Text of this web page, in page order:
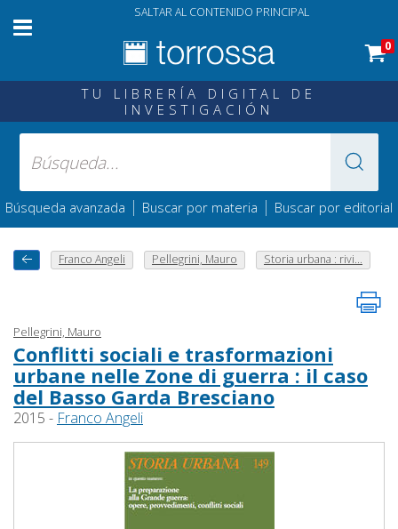
SALTAR AL CONTENIDO PRINCIPAL
0
TU LIBRERÍA DIGITAL DE
INVESTIGACIÓN
Búsqueda avanzada | Buscar por materia | Buscar por editorial
Franco Angeli Pellegrini, Mauro Storia urbana : rivi...
Pellegrini, Mauro
Conflitti sociali e trasformazioni
urbane nelle Zone di guerra : il caso
del Basso Garda Bresciano
2015 - Franco Angeli